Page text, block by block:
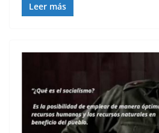
Leer más